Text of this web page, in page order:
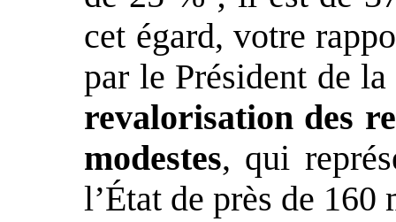
cet égard, votre
par le Président de
revalorisation des
modestes, qui
l’État de près de